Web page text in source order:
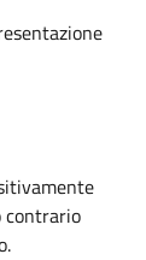
contrario